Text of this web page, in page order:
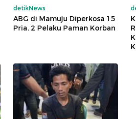
detikNews
ABG di Mamuju Diperkosa 15
Pria, 2 Pelaku Paman Korban